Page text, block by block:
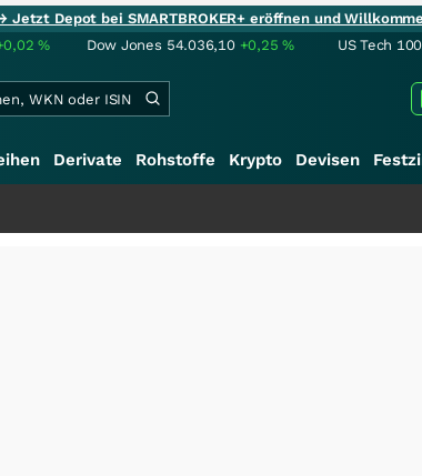
Jetzt Depot bei SMARTBROKER+ eröffnen und
% Dow Jones 54.036,10 +0,25% US Tech 100
Derivate Rohstoffe Krypto Devisen